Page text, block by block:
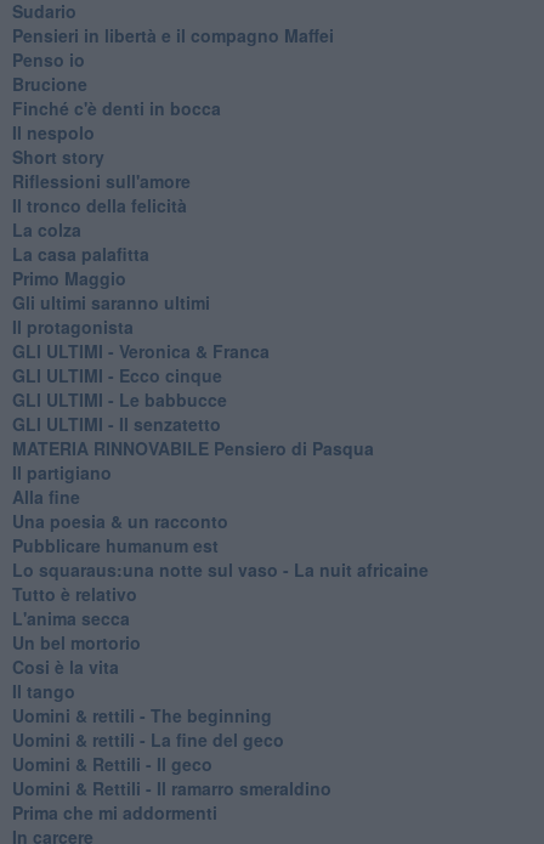
Sudario
Pensieri in libertà e il compagno Maffei
Penso io
Brucione
Finché c'è denti in bocca
Il nespolo
Short story
Riflessioni sull'amore
Il tronco della felicità
La colza
La casa palafitta
Primo Maggio
Gli ultimi saranno ultimi
Il protagonista
GLI ULTIMI - Veronica & Franca
GLI ULTIMI - Ecco cinque
GLI ULTIMI - Le babbucce
GLI ULTIMI - Il senzatetto
MATERIA RINNOVABILE Pensiero di Pasqua
Il partigiano
Alla fine
Una poesia & un racconto
Pubblicare humanum est
Lo squaraus:una notte sul vaso - La nuit africaine
Tutto è relativo
L'anima secca
Un bel mortorio
Cosi è la vita
Il tango
​Uomini & rettili - The beginning
​Uomini & rettili - La fine del geco
Uomini & Rettili - Il geco
Uomini & Rettili - Il ramarro smeraldino
Prima che mi addormenti
In carcere